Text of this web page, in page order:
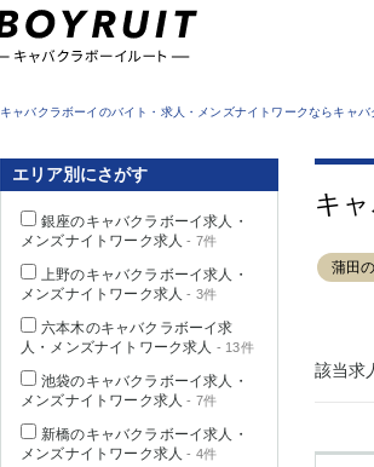
キャバクラボーイのバイト・求人・メンズナイトワークならキャバ
キ
蒲田
該当求
エリア別にさがす
銀座のキャバクラボーイ求人・
メンズナイトワーク求人 - 7件
上野のキャバクラボーイ求人・
メンズナイトワーク求人 - 3件
六本木のキャバクラボーイ求
人・メンズナイトワーク求人 - 13件
池袋のキャバクラボーイ求人・
メンズナイトワーク求人 - 7件
新橋のキャバクラボーイ求人・
メンズナイトワーク求人 - 4件
東京都